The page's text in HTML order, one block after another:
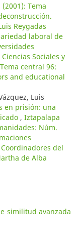
Tema
Reygadas
laboral de
Sociales y
central 96:
and educational
Luis
en prisión: una
, Iztapalapa
Núm.
del
de Alba
similitud avanzada